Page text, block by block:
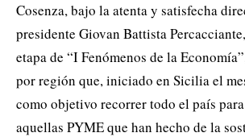
Cosenza, bajo la atenta y satisfecha
presidente Giovan Battista
etapa de “I Fenómenos de la
por región que, iniciado en Sicilia el
como objetivo recorrer todo el país
aquellas PYME que han hecho de la